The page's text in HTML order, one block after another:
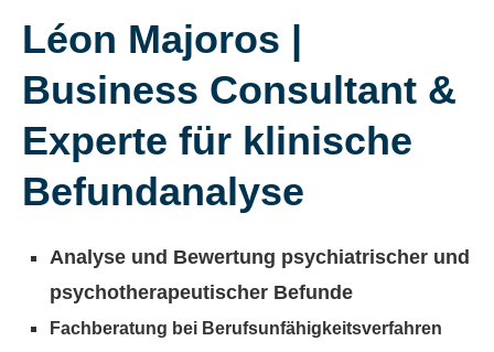
Léon Majoros |
Business Consultant &
Experte für klinische
Befundanalyse
Analyse und Bewertung psychiatrischer und
psychotherapeutischer Befunde
Fachberatung bei Berufs­unfähig­keitsverfahren